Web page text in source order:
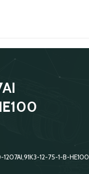
1207AI,91K3-12-75-1-B-HE100